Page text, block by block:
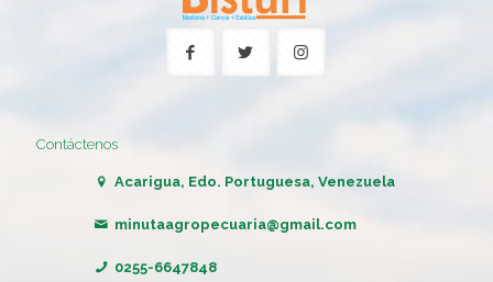
Contáctenos
Acarigua, Edo. Portuguesa, Venezuela
minutaagropecuaria@gmail.com
0255-6647848